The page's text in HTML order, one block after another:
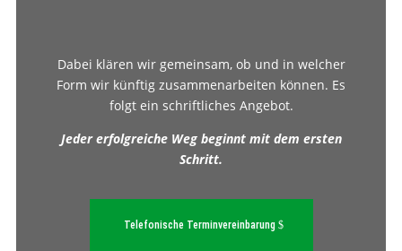
Dabei klären wir gemeinsam, ob und in welcher
Form wir künftig zusammenarbeiten können. Es
folgt ein schriftliches Angebot.
Jeder erfolgreiche Weg beginnt mit dem ersten
Schritt.
Telefonische Terminvereinbarung